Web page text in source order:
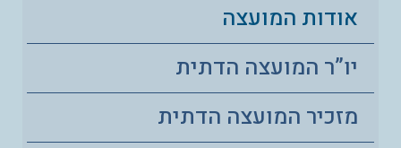
אודות המועצה
יו”ר המועצה הדתית
מזכיר המועצה הדתית